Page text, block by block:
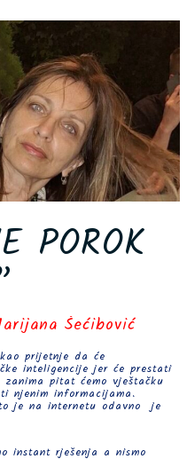
POROK
Šećibović
prijetnje da će
inteligencije jer će prestati
pitat ćemo vještačku
njenim informacijama.
je na internetu odavno je
instant rješenja a nismo